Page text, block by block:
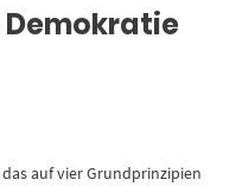
Demokratie
auf vier Grundprinzipien